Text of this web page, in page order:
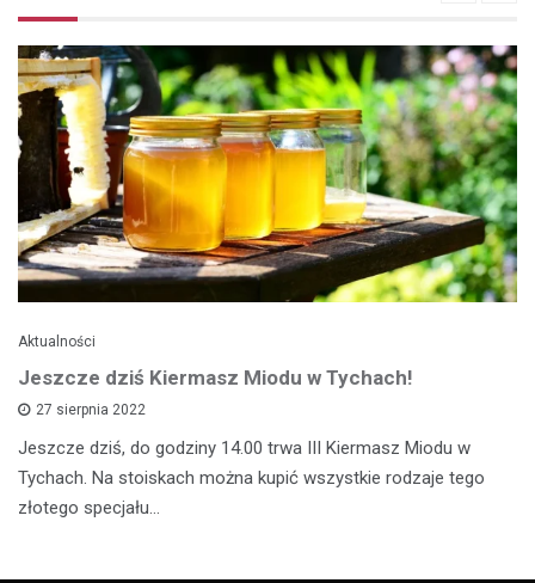
Aktualności
Jeszcze dziś Kiermasz Miodu w Tychach!
27 sierpnia 2022
Jeszcze dziś, do godziny 14.00 trwa III Kiermasz Miodu w
Tychach. Na stoiskach można kupić wszystkie rodzaje tego
złotego specjału…